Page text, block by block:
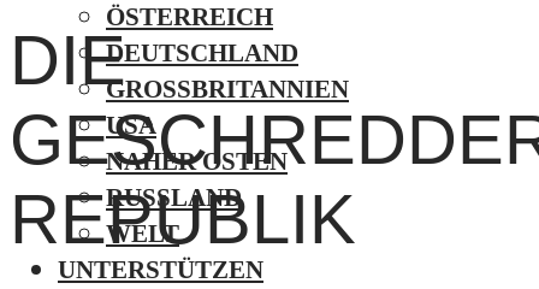
ÖSTERREICH
DEUTSCHLAND
GROSSBRITANNIEN
USA
NAHER OSTEN
RUSSLAND
WELT
UNTERSTÜTZEN
DIE
REPUBLIK